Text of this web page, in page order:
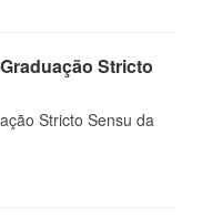
Stricto
Stricto Sensu da